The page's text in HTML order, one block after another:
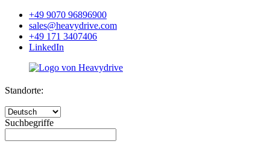
+49 9070 96896900
sales@heavydrive.com
+49 171 3407406
LinkedIn
Standorte:
Suchbegriffe